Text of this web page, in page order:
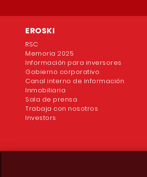
EROSKI
RSC
Memoria 2025
Información para inversores
Gobierno corporativo
Canal interno de información
Inmobiliaria
Sala de prensa
Trabaja con nosotros
Investors